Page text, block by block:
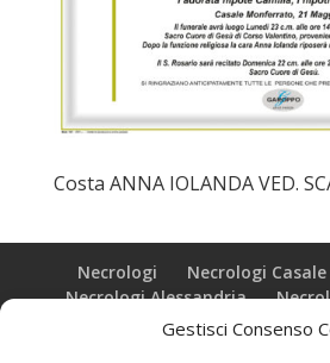
Gestisci Consenso
Costa ANNA IOLANDA VED.
Necrologi
Necrologi
Necrologi Alessandria